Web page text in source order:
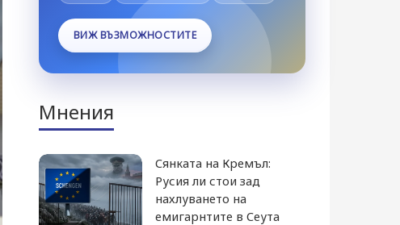
ВИЖ ВЪЗМОЖНОСТИТЕ
Мнения
Сянката на Кремъл:
Русия ли стои зад
нахлуването на
емигарнтите в Сеута